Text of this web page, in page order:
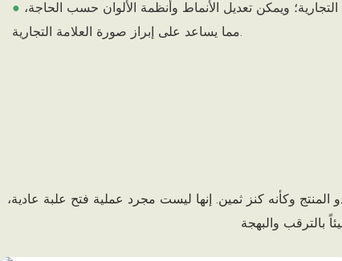
●
المنتج وكأنه كنز ثمين. إنها ليست مجرد عملية فتح علبة عادية،